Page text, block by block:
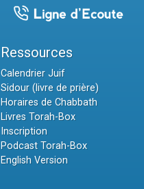
Ressources
Calendrier Juif
Sidour (livre de prière)
Horaires de Chabbath
Livres Torah-Box
Inscription
Podcast Torah-Box
English Version